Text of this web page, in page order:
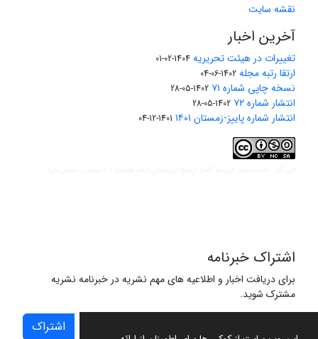
نقشه سایت
آخرین اخبار
تغییرات در هیئت تحریریه 1404-02-01
ارتقا رتبه مجله 1402-06-04
نسخه چاپی شماره ۷۱ 1402-05-28
انتشار شماره ۷۲ 1402-05-28
انتشار شماره پاییز-زمستان ۱۴۰۱ 1401-12-04
اشتراک خبرنامه
برای دریافت اخبار و اطلاعیه های مهم نشریه در خبرنامه نشریه
مشترک شوید.
اشتراک